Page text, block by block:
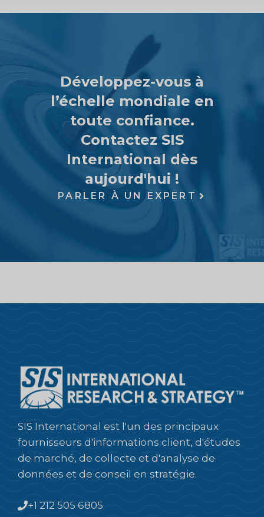
Développez-vous à
l’échelle mondiale en
toute confiance.
Contactez SIS
International dès
aujourd'hui !
PARLER À UN EXPERT
SIS International est l'un des principaux
fournisseurs d'informations client, d'études
de marché, de collecte et d'analyse de
données et de conseil en stratégie.
+1 212 505 6805